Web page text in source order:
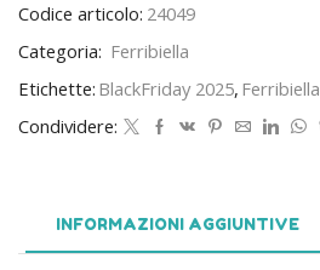
Codice articolo: 24049
Categoria: Ferribiella
Etichette: BlackFriday 2025, Ferribiella
Condividere:
INFORMAZIONI AGGIUNTIVE